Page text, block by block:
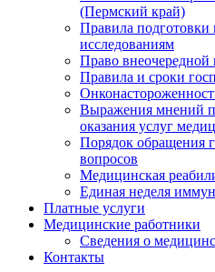
(Пермский край)
Правила подготовки
исследованиям
Право
Правила и сроки
Выражения мнений
оказания услуг
Порядок обращения
вопросов
Медицинская
Единая неделя
Платные услуги
Медицинские работники
Сведения о
Контакты